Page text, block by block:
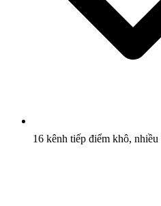
16 kênh tiếp điểm khô, nhiều